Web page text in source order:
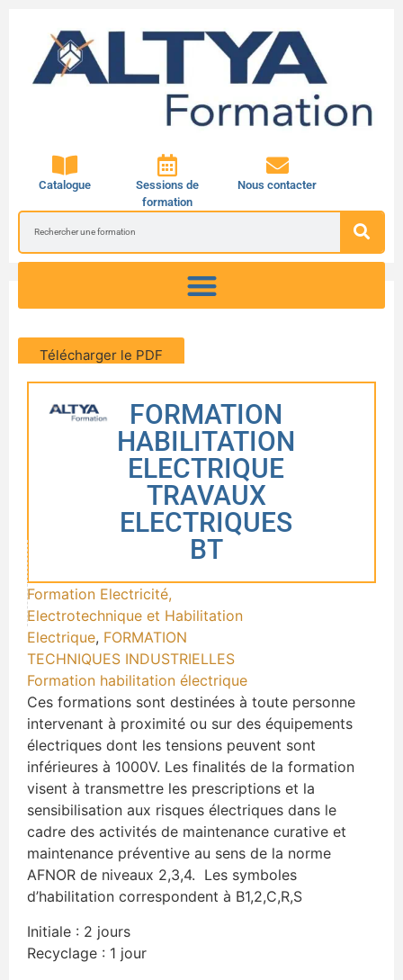
Catalogue
Sessions de
formation
Nous contacter
Télécharger le PDF
FORMATION
HABILITATION
ELECTRIQUE
TRAVAUX
ELECTRIQUES
BT
Formation Electricité,
Electrotechnique et Habilitation
Electrique, FORMATION
TECHNIQUES INDUSTRIELLES
Formation habilitation électrique
Ces formations sont destinées à toute personne
intervenant à proximité ou sur des équipements
électriques dont les tensions peuvent sont
inférieures à 1000V. Les finalités de la formation
visent à transmettre les prescriptions et la
sensibilisation aux risques électriques dans le
cadre des activités de maintenance curative et
maintenance préventive au sens de la norme
AFNOR de niveaux 2,3,4. Les symboles
d’habilitation correspondent à B1,2,C,R,S
Initiale : 2 jours
Recyclage : 1 jour